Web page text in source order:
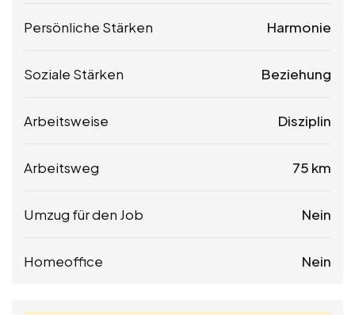
Persönliche Stärken Harmonie
Soziale Stärken Beziehung
Arbeitsweise Disziplin
Arbeitsweg 75 km
Umzug für den Job Nein
Homeoffice Nein